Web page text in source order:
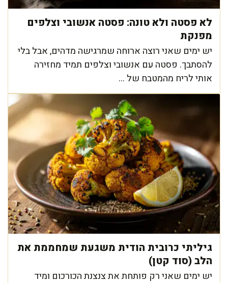
לא פסטה ולא טונה: פסטה אנשובי וצלפים
מפנקת
יש ימים שאני רוצה ארוחה שמרגישה מדהים, אבל בלי
להסתבך. פסטה עם אנשובי וצלפים תמיד מחזירה
אותי לריח מהמטבח של ...
גיליתי כרובית הודית משגעת שמחממת את
הלב (סוד קטן)
יש ימים שאני רק פותחת את צנצנת הכורכום ומיד